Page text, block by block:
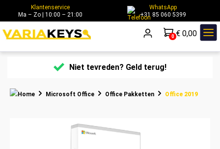
Klantenservice
Ma – Zo | 10:00 – 21:00
WhatsApp
+31 85 060 5399
0 € 0,00
Niet tevreden? Geld terug!
Microsoft Office Office Pakketten Office 2019
Afbeeldingengalerij overslaan